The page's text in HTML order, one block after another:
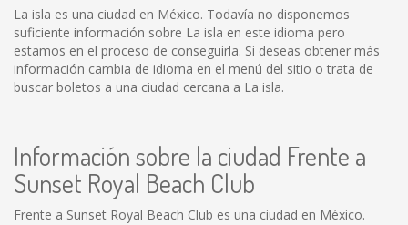
La isla es una ciudad en México. Todavía no disponemos
suficiente información sobre La isla en este idioma pero
estamos en el proceso de conseguirla. Si deseas obtener más
información cambia de idioma en el menú del sitio o trata de
buscar boletos a una ciudad cercana a La isla.
Información sobre la ciudad Frente a
Sunset Royal Beach Club
Frente a Sunset Royal Beach Club es una ciudad en México.